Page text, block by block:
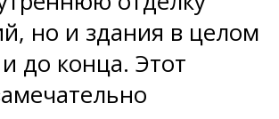
но и здания в целом
до конца. Этот